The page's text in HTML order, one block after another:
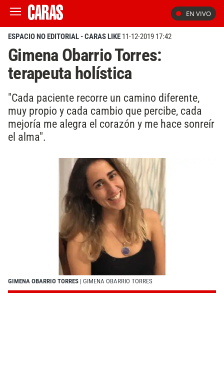
EN VIVO
ESPACIO NO EDITORIAL - CARAS LIKE 11-12-2019 17:42
Gimena Obarrio Torres:
terapeuta holística
"Cada paciente recorre un camino diferente,
muy propio y cada cambio que percibe, cada
mejoría me alegra el corazón y me hace sonreír
el alma".
GIMENA OBARRIO TORRES | GIMENA OBARRIO TORRES